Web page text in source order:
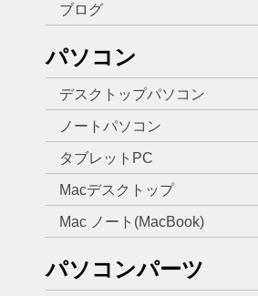
ブログ
パソコン
デスクトップパソコン
ノートパソコン
タブレットPC
Macデスクトップ
Mac ノート(MacBook)
パソコンパーツ